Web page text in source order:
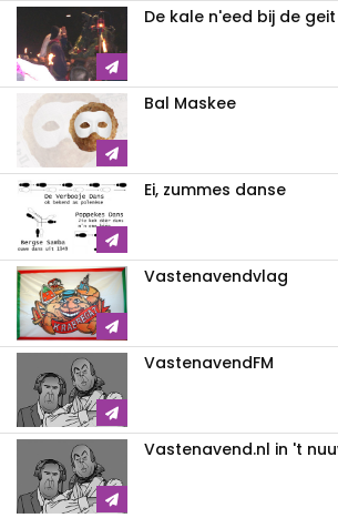
De kale n'eed bij de geit
Bal Maskee
Ei, zummes danse
Vastenavendvlag
VastenavendFM
Vastenavend.nl in 't